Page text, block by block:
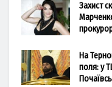
Захист
На
поля: у